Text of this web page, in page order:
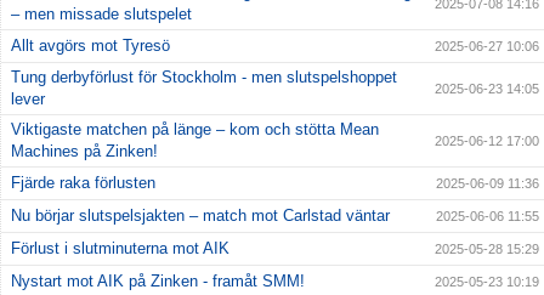
– men missade slutspelet
2025-07-08 14:16
Allt avgörs mot Tyresö 2025-06-27 10:06
Tung derbyförlust för Stockholm - men slutspelshoppet
lever
2025-06-23 14:05
Viktigaste matchen på länge – kom och stötta Mean
Machines på Zinken!
2025-06-12 17:00
Fjärde raka förlusten 2025-06-09 11:36
Nu börjar slutspelsjakten – match mot Carlstad väntar 2025-06-06 11:55
Förlust i slutminuterna mot AIK 2025-05-28 15:29
Nystart mot AIK på Zinken - framåt SMM! 2025-05-23 10:19